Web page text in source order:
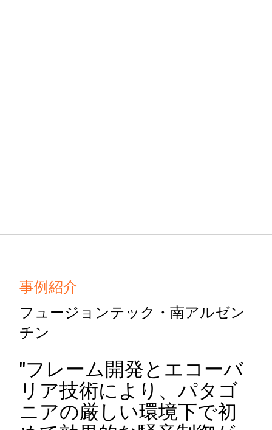
事例紹介
フュージョンテック・南アルゼン
チン
"フレーム開発とエコーバ
リア技術により、パタゴ
ニアの厳しい環境下で初